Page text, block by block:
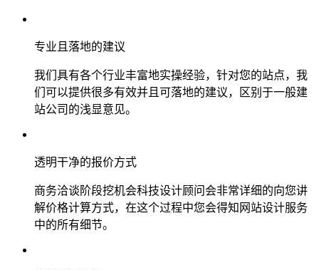
专业且落地的建议
我们具有各个行业丰富地实操经验，针对您的站点，我
们可以提供很多有效并且可落地的建议，区别于一般建
站公司的浅显意见。
透明干净的报价方式
商务洽谈阶段挖机会科技设计顾问会非常详细的向您讲
解价格计算方式，在这个过程中您会得知网站设计服务
中的所有细节。